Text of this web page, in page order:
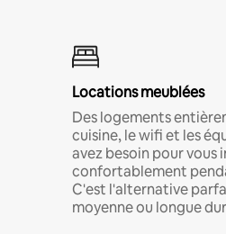
Locations meublées
Des logements
cuisine, le wifi et les
avez besoin pour vous
confortablement
C'est l'alternative
moyenne ou longue